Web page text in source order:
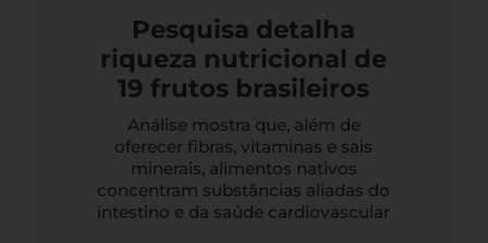
Pesquisa detalha
riqueza nutricional de
19 frutos brasileiros
Análise mostra que, além de
oferecer fibras, vitaminas e sais
minerais, alimentos nativos
concentram substâncias aliadas do
intestino e da saúde cardiovascular